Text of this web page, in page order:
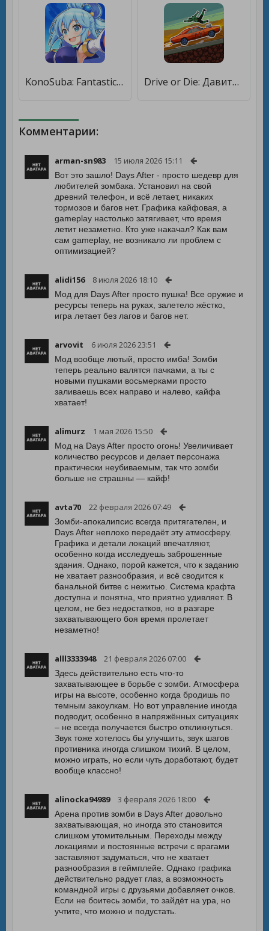
KonoSuba: Fantastic Days [Мод меню] Drive or Die: Давить зомби Pixel Earn to Racing [Много монет]
Комментарии:
arman-sn983 15 июля 2026 15:11
Вот это зашло! Days After - просто шедевр для
любителей зомбака. Установил на свой
древний телефон, и всё летает, никаких
тормозов и багов нет. Графика кайфовая, а
gameplay настолько затягивает, что время
летит незаметно. Кто уже накачал? Как вам
сам gameplay, не возникало ли проблем с
оптимизацией?
alidi156 8 июля 2026 18:10
Мод для Days After просто пушка! Все оружие и
ресурсы теперь на руках, залетело жёстко,
игра летает без лагов и багов нет.
arvovit 6 июля 2026 23:51
Мод вообще лютый, просто имба! Зомби
теперь реально валятся пачками, а ты с
новыми пушками восьмерками просто
заливаешь всех направо и налево, кайфа
хватает!
alimurz 1 мая 2026 15:50
Мод на Days After просто огонь! Увеличивает
количество ресурсов и делает персонажа
практически неубиваемым, так что зомби
больше не страшны — кайф!
avta70 22 февраля 2026 07:49
Зомби-апокалипсис всегда притягателен, и
Days After неплохо передаёт эту атмосферу.
Графика и детали локаций впечатляют,
особенно когда исследуешь заброшенные
здания. Однако, порой кажется, что к заданию
не хватает разнообразия, и всё сводится к
банальной битве с нежитью. Система крафта
доступна и понятна, что приятно удивляет. В
целом, не без недостатков, но в разгаре
захватывающего боя время пролетает
незаметно!
alll3333948 21 февраля 2026 07:00
Здесь действительно есть что-то
захватывающее в борьбе с зомби. Атмосфера
игры на высоте, особенно когда бродишь по
темным закоулкам. Но вот управление иногда
подводит, особенно в напряжённых ситуациях
– не всегда получается быстро откликнуться.
Звук тоже хотелось бы улучшить, звук шагов
противника иногда слишком тихий. В целом,
можно играть, но если чуть доработают, будет
вообще классно!
alinocka94989 3 февраля 2026 18:00
Арена против зомби в Days After довольно
захватывающая, но иногда это становится
слишком утомительным. Переходы между
локациями и постоянные встречи с врагами
заставляют задуматься, что не хватает
разнообразия в геймплейе. Однако графика
действительно радует глаз, а возможность
командной игры с друзьями добавляет очков.
Если не боитесь зомби, то зайдёт на ура, но
учтите, что можно и подустать.